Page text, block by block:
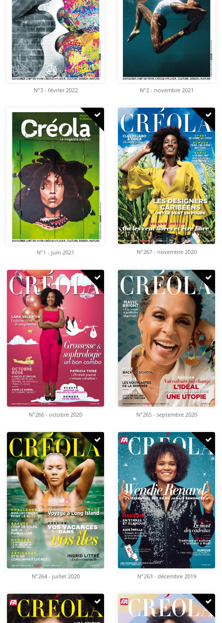
N°3 - février 2022 N°2 - novembre 2021
N°1 - juin 2021 N°267 - novembre 2020
N°266 - octobre 2020 N°265 - septembre 2020
N°264 - juillet 2020 N°263 - décembre 2019